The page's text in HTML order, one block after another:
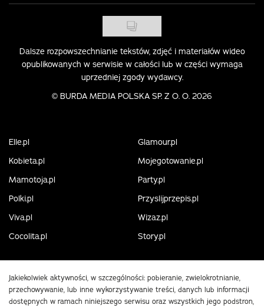
Dalsze rozpowszechnianie tekstów, zdjęć i materiałów wideo
opublikowanych w serwisie w całości lub w części wymaga
uprzedniej zgody wydawcy.
© BURDA MEDIA POLSKA SP. Z O. O. 2026
Elle.pl
Glamour.pl
Kobieta.pl
Mojegotowanie.pl
Mamotoja.pl
Party.pl
Polki.pl
Przyslijprzepis.pl
Viva.pl
Wizaz.pl
Cocolita.pl
Story.pl
Jakiekolwiek aktywności, w szczególności: pobieranie, zwielokrotnianie,
przechowywanie, lub inne wykorzystywanie treści, danych lub informacji
dostępnych w ramach niniejszego serwisu oraz wszystkich jego podstron,